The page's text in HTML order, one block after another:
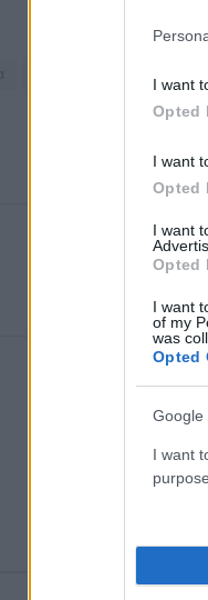
I want
Opted
I want
Opted
I want
Opted
I want
of my
was
Opted
Google
I want
ΠΡΟΗΓΟΎΜΕΝΟ